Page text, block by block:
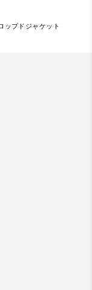
ップドジャケット